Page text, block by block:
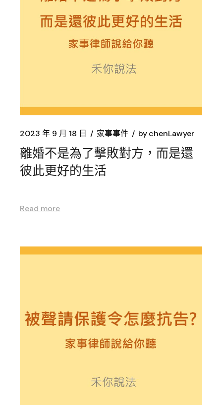
2023 年 9 月 18 日 家事事件 bychenLawyer
離婚不是為了擊敗對方，而是還
彼此更好的生活
Read more